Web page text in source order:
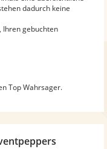
dadurch keine
Ihren gebuchten
Top Wahrsager.